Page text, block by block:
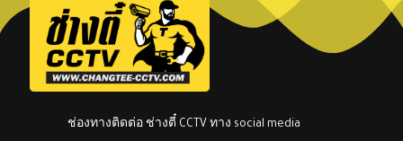
ช่องทางติดต่อ ช่างตี๋ CCTV ทาง social media